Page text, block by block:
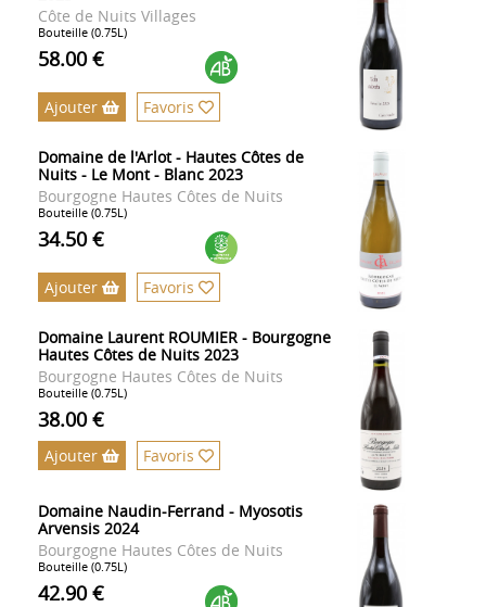
Côte de Nuits Villages
Bouteille (0.75L)
58.00 €
Ajouter Favoris
Domaine de l'Arlot - Hautes Côtes de
Nuits - Le Mont - Blanc 2023
Bourgogne Hautes Côtes de Nuits
Bouteille (0.75L)
34.50 €
Ajouter Favoris
Domaine Laurent ROUMIER - Bourgogne
Hautes Côtes de Nuits 2023
Bourgogne Hautes Côtes de Nuits
Bouteille (0.75L)
38.00 €
Ajouter Favoris
Domaine Naudin-Ferrand - Myosotis
Arvensis 2024
Bourgogne Hautes Côtes de Nuits
Bouteille (0.75L)
42.90 €